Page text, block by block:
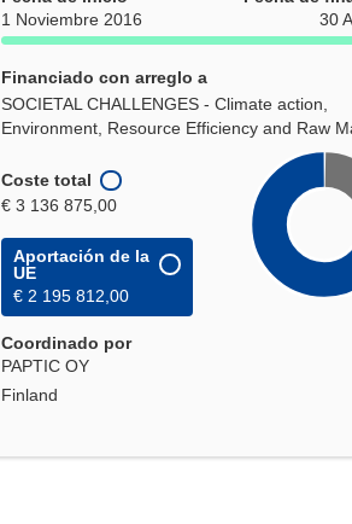
1 Noviembre 2016
30
Financiado con arreglo a
SOCIETAL CHALLENGES - Climate action,
Environment, Resource Efficiency and Raw
Coste total
€ 3 136 875,00
Aportación de la
UE
€ 2 195 812,00
Coordinado por
PAPTIC OY
Finland